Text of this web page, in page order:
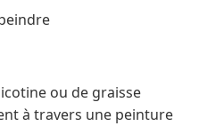
ou de graisse
à travers une peinture